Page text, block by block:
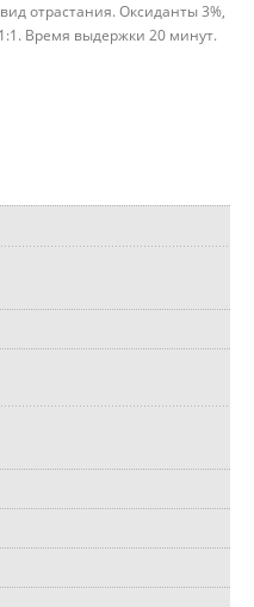
отрастания. Оксиданты 3%,
Время выдержки 20 минут.